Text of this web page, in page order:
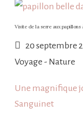
Visite de la serre aux papillons
20 septembre
Voyage - Nature
Une magnifique
Sanguinet